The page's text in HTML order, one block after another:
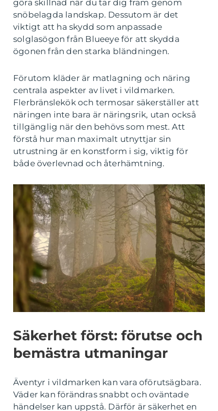
göra skillnad när du tar dig fram genom
snöbelagda landskap. Dessutom är det
viktigt att ha skydd som anpassade
solglasögon från Blueeye för att skydda
ögonen från den starka bländningen.
Förutom kläder är matlagning och näring
centrala aspekter av livet i vildmarken.
Flerbränslekök och termosar säkerställer att
näringen inte bara är näringsrik, utan också
tillgänglig när den behövs som mest. Att
förstå hur man maximalt utnyttjar sin
utrustning är en konstform i sig, viktig för
både överlevnad och återhämtning.
Säkerhet först: förutse och
bemästra utmaningar
Äventyr i vildmarken kan vara oförutsägbara.
Väder kan förändras snabbt och oväntade
händelser kan uppstå. Därför är säkerhet en